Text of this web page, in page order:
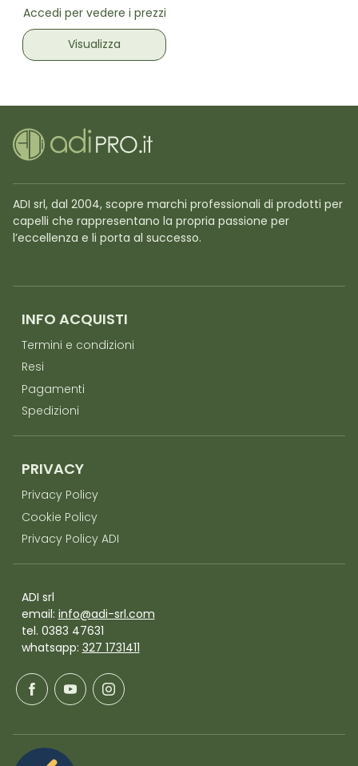
Elastico in tessuto
con spirale interna
Multicolor
Accedi per vedere i prezzi
Visualizza
ADI srl, dal 2004, scopre marchi professionali di prodotti per
capelli che rappresentano la propria passione per
l’eccellenza e li porta al successo.
INFO ACQUISTI
Termini e condizioni
Resi
Pagamenti
Spedizioni
PRIVACY
Privacy Policy
Cookie Policy
Privacy Policy ADI
ADI srl
email: info@adi-srl.com
tel. 0383 47631
whatsapp: 327 1731411